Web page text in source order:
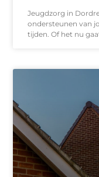
Jeugdzorg in
ondersteunen van
tijden. Of het nu